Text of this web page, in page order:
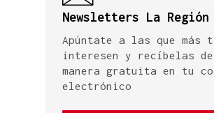
Newsletters La Región
Apúntate a las que más
interesen y recíbelas de
manera gratuita en tu
electrónico